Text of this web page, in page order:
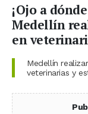
¡Ojo a
Medellín
en
Medellín
veterinarias y